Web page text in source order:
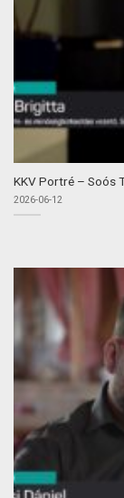
KKV Portré – Soós
2026-06-12